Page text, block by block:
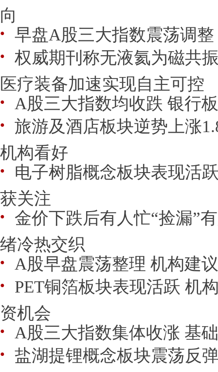
向
● 早盘A股三大指数震荡调
● 权威期刊称无液氦为磁共
医疗装备加速实现自主可控
● A股三大指数均收跌 银行
● 旅游及酒店板块逆势上涨
机构看好
● 电子树脂概念板块表现活
获关注
● 金价下跌后有人忙“捡漏”
绪冷热交织
● A股早盘震荡整理 机构建
● PET铜箔板块表现活跃 机
资机会
● A股三大指数集体收涨 基
● 盐湖提锂概念板块震荡反